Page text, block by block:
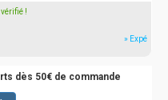
vérifié !
» Expé
dès 50€ de commande